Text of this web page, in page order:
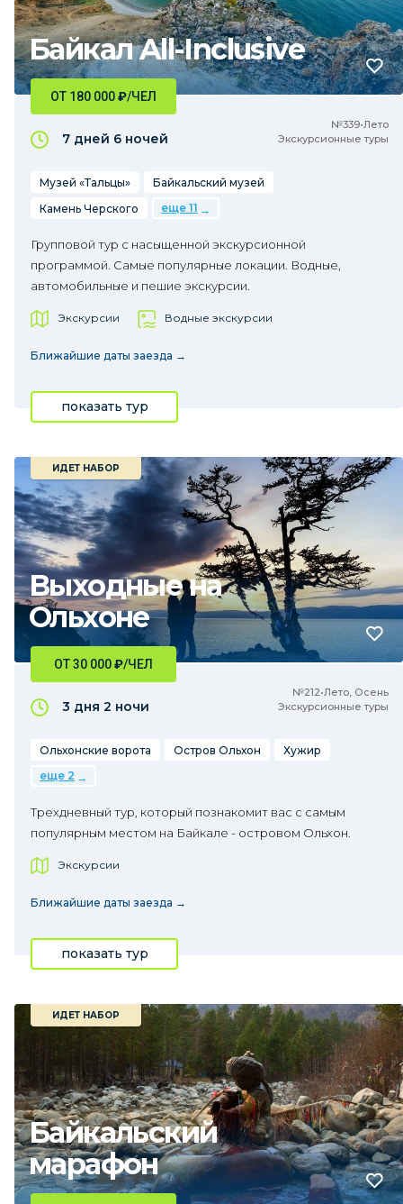
Байкал All-Inclusive
№339•Лето
Экскурсионные туры
ОТ 180 000₽/ЧЕЛ
7 дней 6 ночей
Музей «Тальцы»
Байкальский музей
Камень Черского
еще 11
Групповой тур с насыщенной экскурсионной
программой. Самые популярные локации. Водные,
автомобильные и пешие экскурсии.
Экскурсии Водные экскурсии
Ближайшие даты заезда →
показать тур
Выходные на
Ольхоне
ИДЕТ НАБОР
№212•Лето, Осень
Экскурсионные туры
ОТ 30 000₽/ЧЕЛ
3 дня 2 ночи
Ольхонские ворота Остров Ольхон
Хужир
еще 2
Трехдневный тур, который познакомит вас с самым
популярным местом на Байкале - островом Ольхон.
Экскурсии
Ближайшие даты заезда →
показать тур
Байкальский
марафон
ИДЕТ НАБОР